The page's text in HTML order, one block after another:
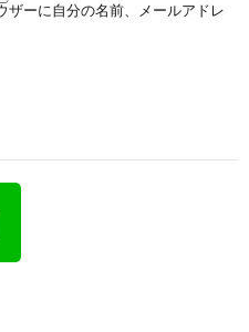
ザーに自分の名前、メールアドレ